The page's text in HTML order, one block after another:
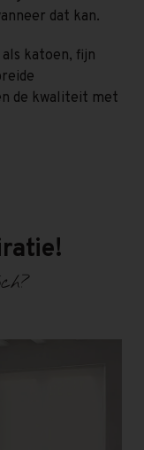
dat kan.
katoen, fijn
de kwaliteit met